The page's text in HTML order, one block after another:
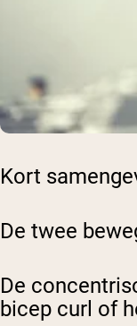
Kort
De twee
De
bicep curl of